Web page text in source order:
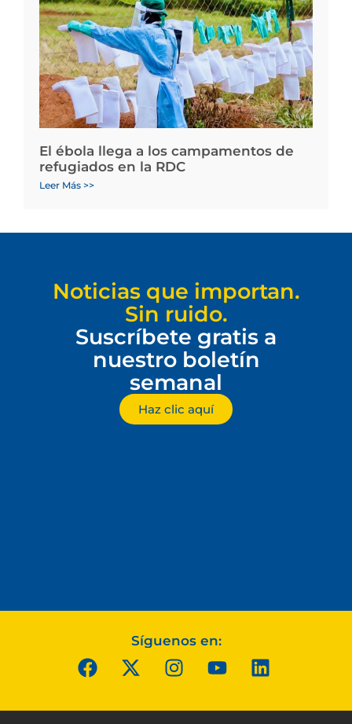
El ébola llega a los campamentos de
refugiados en la RDC
Leer Más >>
Noticias que importan.
Sin ruido.
Suscríbete gratis a
nuestro boletín
semanal
Haz clic aquí
Síguenos en: